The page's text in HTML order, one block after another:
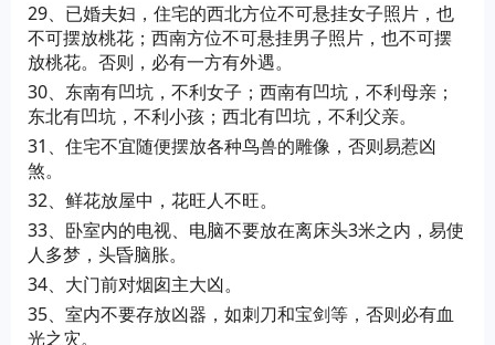
29、已婚夫妇，住宅的西北方位不可悬挂女子照片，也
不可摆放桃花；西南方位不可悬挂男子照片，也不可摆
放桃花。否则，必有一方有外遇。
30、东南有凹坑，不利女子；西南有凹坑，不利母亲；
东北有凹坑，不利小孩；西北有凹坑，不利父亲。
31、住宅不宜随便摆放各种鸟兽的雕像，否则易惹凶
煞。
32、鲜花放屋中，花旺人不旺。
33、卧室内的电视、电脑不要放在离床头3米之内，易使
人多梦，头昏脑胀。
34、大门前对烟囱主大凶。
35、室内不要存放凶器，如刺刀和宝剑等，否则必有血
光之灾。